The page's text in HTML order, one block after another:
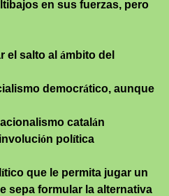
en sus fuerzas, pero
el salto al ámbito del
democrático, aunque
catal án
ón pol ítica
ítico que le permita jugar un
sepa formular la alternativa